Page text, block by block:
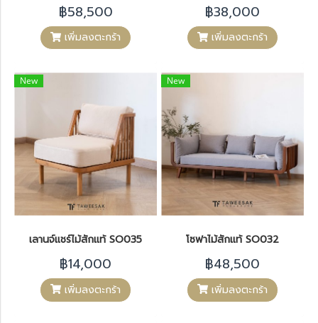
฿58,500
เพิ่มลงตะกร้า
฿38,000
เพิ่มลงตะกร้า
New
เลานจ์แชร์ไม้สักแท้ SO035
฿14,000
เพิ่มลงตะกร้า
New
โซฟาไม้สักแท้ SO032
฿48,500
เพิ่มลงตะกร้า